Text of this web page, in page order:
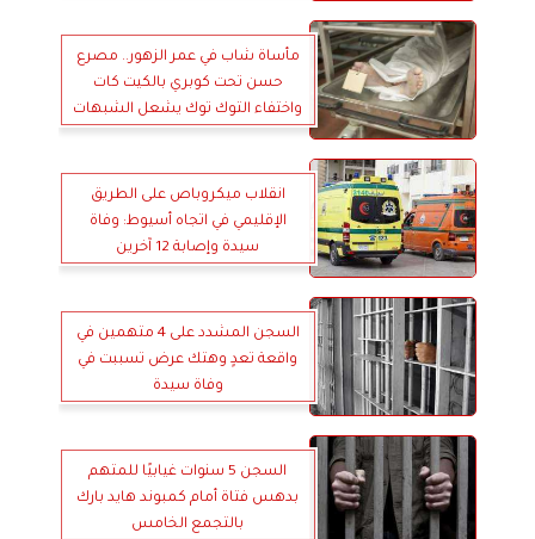
مأساة شاب في عمر الزهور.. مصرع
حسن تحت كوبري بالكيت كات
واختفاء التوك توك يشعل الشبهات
انقلاب ميكروباص على الطريق
الإقليمي في اتجاه أسيوط: وفاة
سيدة وإصابة 12 آخرين
السجن المشدد على 4 متهمين في
واقعة تعدٍ وهتك عرض تسببت في
وفاة سيدة
السجن 5 سنوات غيابيًا للمتهم
بدهس فتاة أمام كمبوند هايد بارك
بالتجمع الخامس